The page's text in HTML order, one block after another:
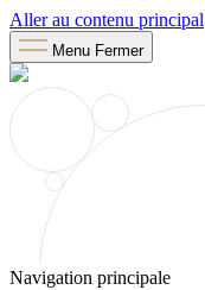
Aller au contenu principal
Menu Fermer
Navigation principale